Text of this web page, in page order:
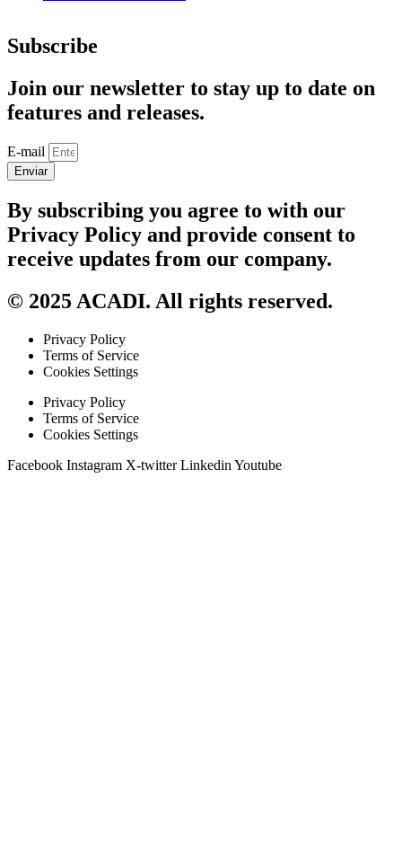
Subscribe
Join our newsletter to stay up to date on
features and releases.
E-mail
Enviar
By subscribing you agree to with our
Privacy Policy and provide consent to
receive updates from our company.
© 2025 ACADI. All rights reserved.
Privacy Policy
Terms of Service
Cookies Settings
Privacy Policy
Terms of Service
Cookies Settings
Facebook Instagram X-twitter Linkedin Youtube